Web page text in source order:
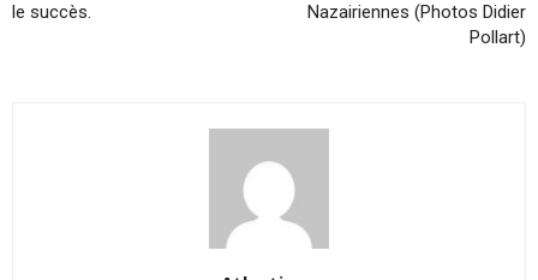
le succès.
Nazairiennes (Photos Didier
Pollart)